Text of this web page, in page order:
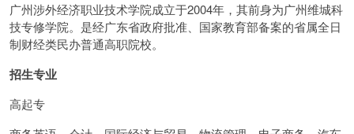
广州涉外经济职业技术学院成立于2004年，其前身为广州维城科
技专修学院。是经广东省政府批准、国家教育部备案的省属全日
制财经类民办普通高职院校。
招生专业
高起专